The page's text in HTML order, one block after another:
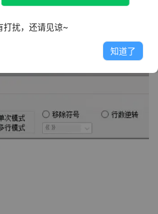
一个个手动添加，还是在 Word 上
者麻烦后者门槛高。但今天的
打扰，还请见谅~
知道了